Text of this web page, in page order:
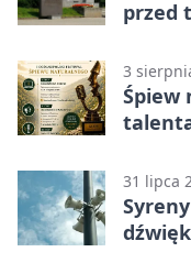
przed
3
Śpiew
31 lipca